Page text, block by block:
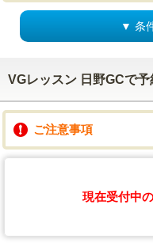
▼ 条
VGレッスン 日野GCで
ご注意事項
現在受付中